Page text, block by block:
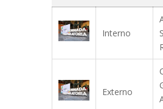
Interno
Externo